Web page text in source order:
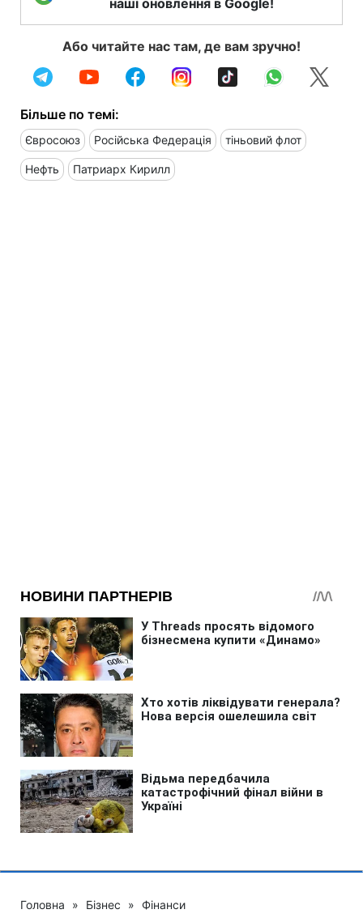
Або читайте нас там, де вам зручно!
Більше по темі:
Євросоюз Російська Федерація тіньовий флот
Нефть Патриарх Кирилл
Головна » Бізнес » Фінанси